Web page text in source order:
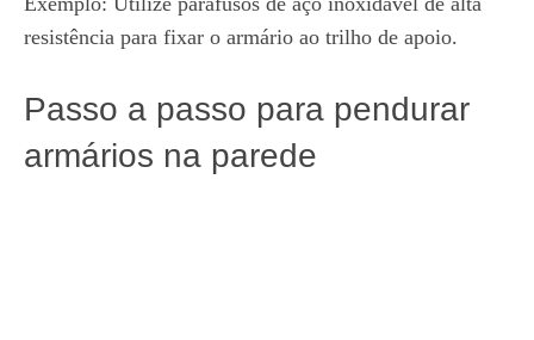
resistência para fixar o armário ao trilho de apoio.
Passo a passo para pendurar
armários na parede